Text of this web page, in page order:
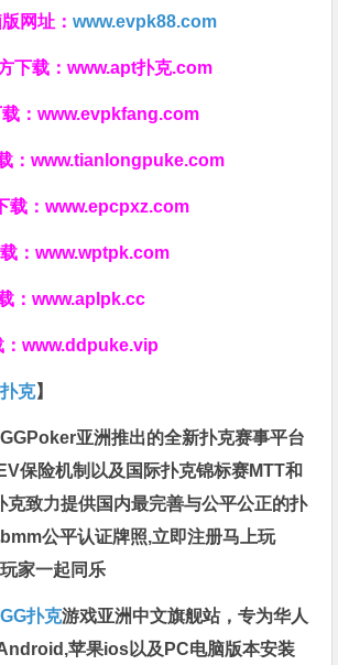
网址：www.evpk88.com
下载：www.apt扑克.com
：www.evpkfang.com
：www.tianlongpuke.com
载：www.epcpxz.com
：www.wptpk.com
：www.aplpk.cc
：www.ddpuke.vip
克】
亚洲推出的全新扑克赛事平台
保险机制以及国际扑克锦标赛MTT和
克致力提供国内最完善与公平公正的扑
公平认证牌照,立即注册马上玩
家一起同乐
GG扑克游戏亚洲中文旗舰站，专为华人
苹果ios以及PC电脑版本安装